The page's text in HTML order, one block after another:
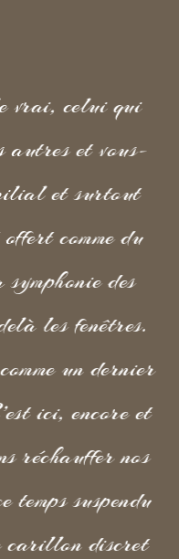
vrai, celui qui
autres et vous-
et surtout
comme du
des
les fenêtres.
un dernier
ici, encore et
réchauffer nos
temps suspendu
carillon discret